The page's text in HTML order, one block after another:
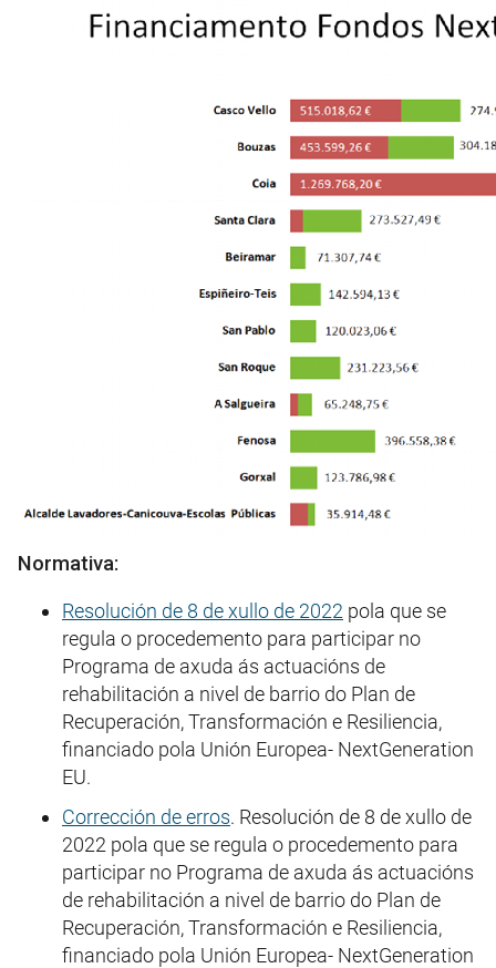
Normativa:
Resolución de 8 de xullo de 2022 pola que se
regula o procedemento para participar no
Programa de axuda ás actuacións de
rehabilitación a nivel de barrio do Plan de
Recuperación, Transformación e Resiliencia,
financiado pola Unión Europea- NextGeneration
EU.
Corrección de erros. Resolución de 8 de xullo de
2022 pola que se regula o procedemento para
participar no Programa de axuda ás actuacións
de rehabilitación a nivel de barrio do Plan de
Recuperación, Transformación e Resiliencia,
financiado pola Unión Europea- NextGeneration